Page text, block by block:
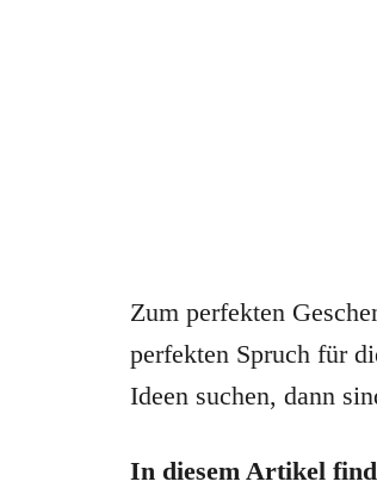
Zum perfekten
perfekten Spruch für
Ideen suchen, dann
In diesem Artikel